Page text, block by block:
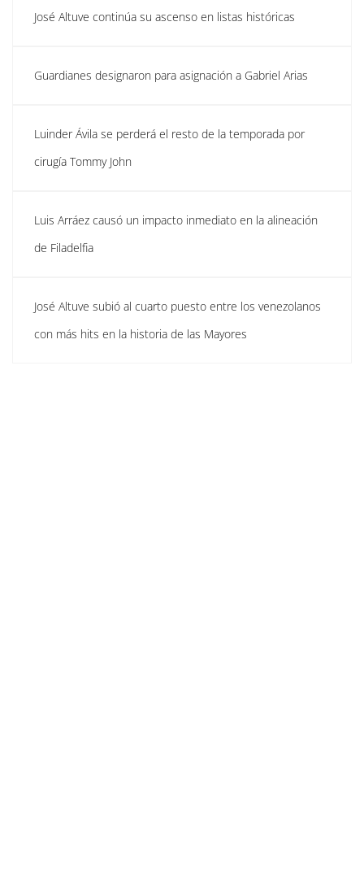
José Altuve continúa su ascenso en listas históricas
Guardianes designaron para asignación a Gabriel Arias
Luinder Ávila se perderá el resto de la temporada por
cirugía Tommy John
Luis Arráez causó un impacto inmediato en la alineación
de Filadelfia
José Altuve subió al cuarto puesto entre los venezolanos
con más hits en la historia de las Mayores